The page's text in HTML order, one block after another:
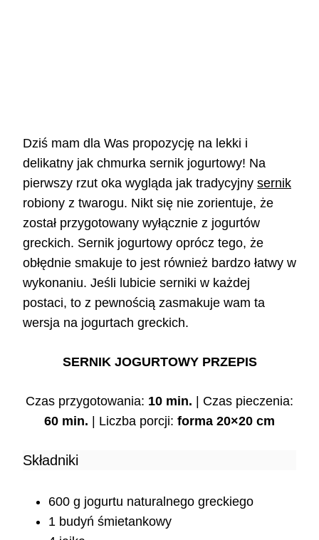
Dziś mam dla Was propozycję na lekki i
delikatny jak chmurka sernik jogurtowy! Na
pierwszy rzut oka wygląda jak tradycyjny sernik
robiony z twarogu. Nikt się nie zorientuje, że
został przygotowany wyłącznie z jogurtów
greckich. Sernik jogurtowy oprócz tego, że
obłędnie smakuje to jest również bardzo łatwy w
wykonaniu. Jeśli lubicie serniki w każdej
postaci, to z pewnością zasmakuje wam ta
wersja na jogurtach greckich.
SERNIK JOGURTOWY PRZEPIS
Czas przygotowania: 10 min. | Czas pieczenia:
60 min. | Liczba porcji: forma 20×20 cm
Składniki
600 g jogurtu naturalnego greckiego
1 budyń śmietankowy